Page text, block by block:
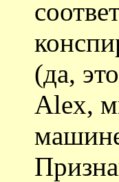
(да,
Alex,